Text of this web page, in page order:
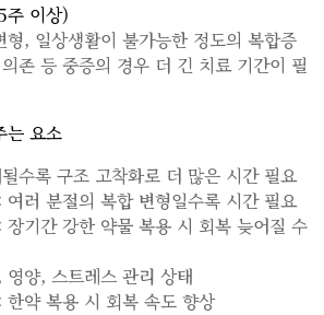
주 이상)
, 일상생활이 불가능한 정도의 복합증
존 등 중증의 경우 더 긴 치료 기간이 필
는 요소
수록 구조 고착화로 더 많은 시간 필요
여러 분절의 복합 변형일수록 시간 필요
장기간 강한 약물 복용 시 회복 늦어질 수
영양, 스트레스 관리 상태
한약 복용 시 회복 속도 향상